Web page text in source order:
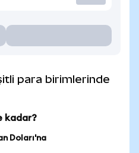
para birimlerinde
kadar?
Doları'na